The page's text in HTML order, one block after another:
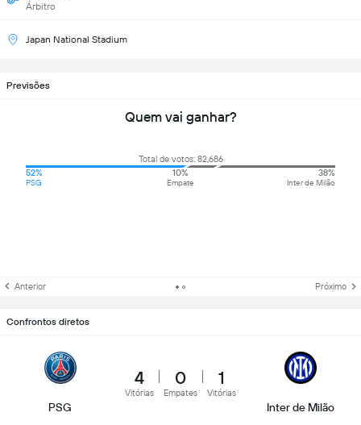
Árbitro
Japan National Stadium
Previsões
Quem vai ganhar?
Total de votos: 82,686
52%
PSG
10%
Empate
38%
Inter de Milão
Anterior Próximo
Confrontos diretos
PSG
4
Vitórias
0
Empates
1
Vitórias
Inter de Milão